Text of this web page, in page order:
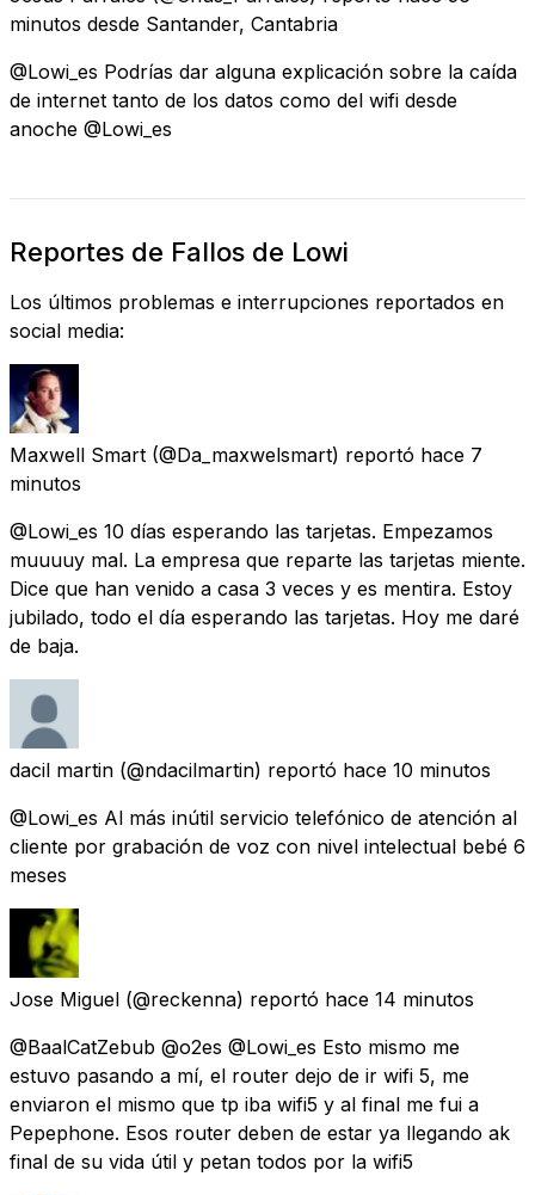
minutos desde Santander, Cantabria
@Lowi_es Podrías dar alguna explicación sobre la caída
de internet tanto de los datos como del wifi desde
anoche @Lowi_es
Reportes de Fallos de Lowi
Los últimos problemas e interrupciones reportados en
social media:
Maxwell Smart (@Da_maxwelsmart) reportó hace 7
minutos
@Lowi_es 10 días esperando las tarjetas. Empezamos
muuuuy mal. La empresa que reparte las tarjetas miente.
Dice que han venido a casa 3 veces y es mentira. Estoy
jubilado, todo el día esperando las tarjetas. Hoy me daré
de baja.
dacil martin (@ndacilmartin) reportó hace 10 minutos
@Lowi_es Al más inútil servicio telefónico de atención al
cliente por grabación de voz con nivel intelectual bebé 6
meses
Jose Miguel (@reckenna) reportó hace 14 minutos
@BaalCatZebub @o2es @Lowi_es Esto mismo me
estuvo pasando a mí, el router dejo de ir wifi 5, me
enviaron el mismo que tp iba wifi5 y al final me fui a
Pepephone. Esos router deben de estar ya llegando ak
final de su vida útil y petan todos por la wifi5